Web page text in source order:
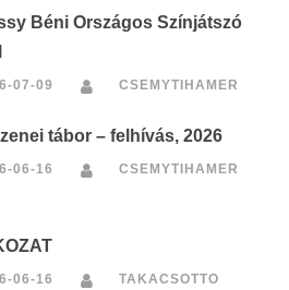
Béni Országos Színjátszó
07-09 CSEMYTIHAMER
tábor – felhívás, 2026
06-16 CSEMYTIHAMER
06-16 TAKACSOTTO